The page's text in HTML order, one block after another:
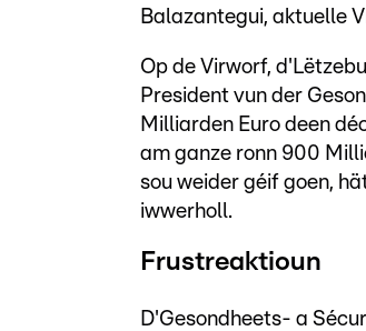
Balazantegui, aktuelle
Op de Virworf,
President vun der
Milliarden Euro deen
am ganze ronn 900
sou weider géif goen,
iwwerholl.
Frustreaktioun
D'Gesondheets- a